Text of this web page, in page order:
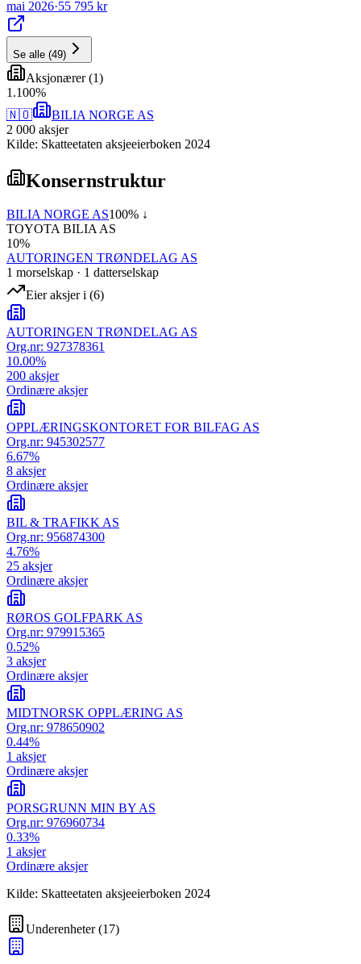
mai 2026·55 795 kr
Se alle (49)
Aksjonærer(1)
1 .100%
🇳🇴
BILIA NORGE AS
2 000 aksjer
Kilde: Skatteetaten aksjeeierboken 2024
Konsernstruktur
BILIA NORGE AS100% ↓
TOYOTA BILIA AS
10%
AUTORINGEN TRØNDELAG AS
1 morselskap · 1 datterselskap
Eier aksjer i (6)
AUTORINGEN TRØNDELAG AS
Org.nr: 927378361
10.00%
200 aksjer
Ordinære aksjer
OPPLÆRINGSKONTORET FOR BILFAG AS
Org.nr: 945302577
6.67%
8 aksjer
Ordinære aksjer
BIL & TRAFIKK AS
Org.nr: 956874300
4.76%
25 aksjer
Ordinære aksjer
RØROS GOLFPARK AS
Org.nr: 979915365
0.52%
3 aksjer
Ordinære aksjer
MIDTNORSK OPPLÆRING AS
Org.nr: 978650902
0.44%
1 aksjer
Ordinære aksjer
PORSGRUNN MIN BY AS
Org.nr: 976960734
0.33%
1 aksjer
Ordinære aksjer
Kilde: Skatteetaten aksjeeierboken 2024
Underenheter(17)